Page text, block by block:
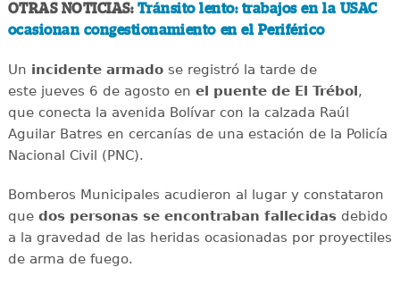
OTRAS NOTICIAS: Tránsito lento: trabajos en la USAC
ocasionan congestionamiento en el Periférico
Un incidente armadose registró la tarde de
este jueves 6 de agosto en el puente de El Trébol,
que conecta la avenida Bolívar con la calzada Raúl
Aguilar Batres en cercanías de una estación de la Policía
Nacional Civil (PNC).
Bomberos Municipales acudieron al lugar y constataron
que dos personas se encontraban fallecidasdebido
a la gravedad de las heridas ocasionadas por proyectiles
de arma de fuego.